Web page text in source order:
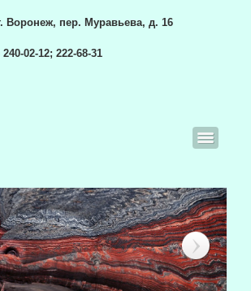
Воронеж, пер. Муравьева, д. 16
240-02-12; 222-68-31